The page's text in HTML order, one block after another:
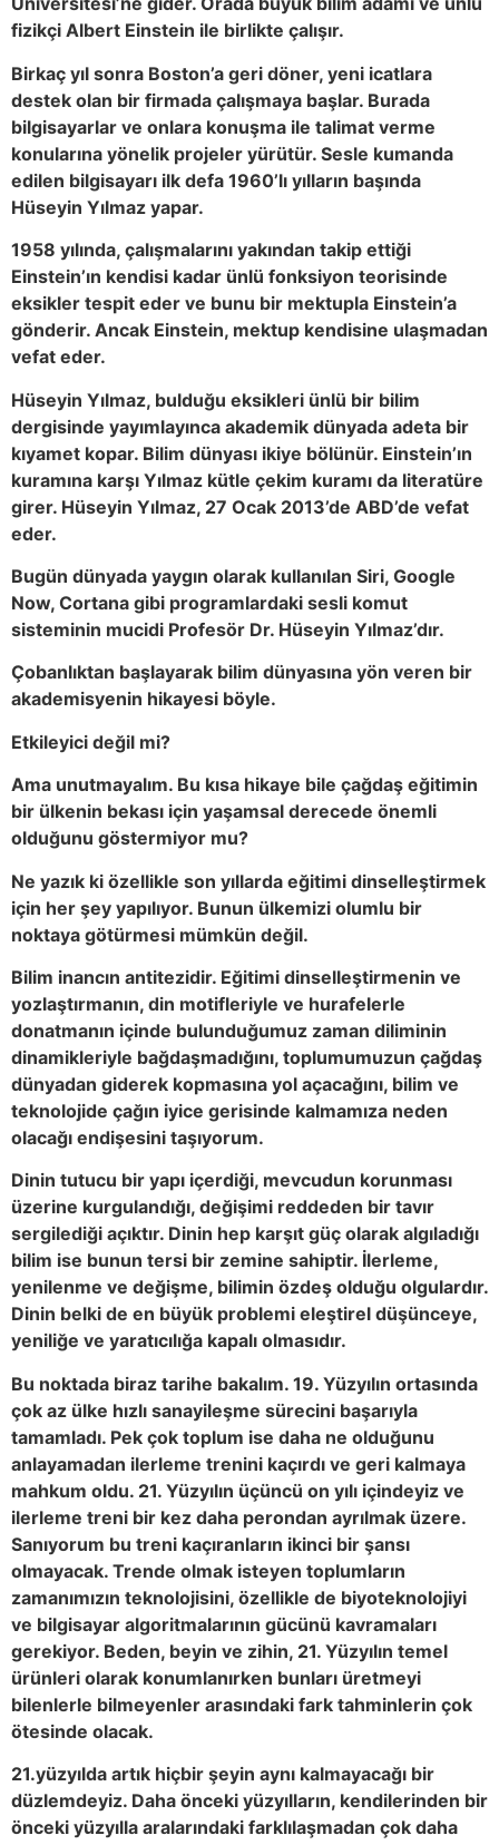
fizikçi Albert Einstein ile birlikte çalışır.
Birkaç yıl sonra Boston’a geri döner, yeni icatlara
destek olan bir firmada çalışmaya başlar. Burada
bilgisayarlar ve onlara konuşma ile talimat verme
konularına yönelik projeler yürütür. Sesle kumanda
edilen bilgisayarı ilk defa 1960’lı yılların başında
Hüseyin Yılmaz yapar.
1958 yılında, çalışmalarını yakından takip ettiği
Einstein’ın kendisi kadar ünlü fonksiyon teorisinde
eksikler tespit eder ve bunu bir mektupla Einstein’a
gönderir. Ancak Einstein, mektup kendisine ulaşmadan
vefat eder.
Hüseyin Yılmaz, bulduğu eksikleri ünlü bir bilim
dergisinde yayımlayınca akademik dünyada adeta bir
kıyamet kopar. Bilim dünyası ikiye bölünür. Einstein’ın
kuramına karşı Yılmaz kütle çekim kuramı da literatüre
girer. Hüseyin Yılmaz, 27 Ocak 2013’de ABD’de vefat
eder.
Bugün dünyada yaygın olarak kullanılan Siri, Google
Now, Cortana gibi programlardaki sesli komut
sisteminin mucidi Profesör Dr. Hüseyin Yılmaz’dır.
Çobanlıktan başlayarak bilim dünyasına yön veren bir
akademisyenin hikayesi böyle.
Etkileyici değil mi?
Ama unutmayalım. Bu kısa hikaye bile çağdaş eğitimin
bir ülkenin bekası için yaşamsal derecede önemli
olduğunu göstermiyor mu?
Ne yazık ki özellikle son yıllarda eğitimi dinselleştirmek
için her şey yapılıyor. Bunun ülkemizi olumlu bir
noktaya götürmesi mümkün değil.
Bilim inancın antitezidir. Eğitimi dinselleştirmenin ve
yozlaştırmanın, din motifleriyle ve hurafelerle
donatmanın içinde bulunduğumuz zaman diliminin
dinamikleriyle bağdaşmadığını, toplumumuzun çağdaş
dünyadan giderek kopmasına yol açacağını, bilim ve
teknolojide çağın iyice gerisinde kalmamıza neden
olacağı endişesini taşıyorum.
Dinin tutucu bir yapı içerdiği, mevcudun korunması
üzerine kurgulandığı, değişimi reddeden bir tavır
sergilediği açıktır. Dinin hep karşıt güç olarak algıladığı
bilim ise bunun tersi bir zemine sahiptir. İlerleme,
yenilenme ve değişme, bilimin özdeş olduğu olgulardır.
Dinin belki de en büyük problemi eleştirel düşünceye,
yeniliğe ve yaratıcılığa kapalı olmasıdır.
Bu noktada biraz tarihe bakalım. 19. Yüzyılın ortasında
çok az ülke hızlı sanayileşme sürecini başarıyla
tamamladı. Pek çok toplum ise daha ne olduğunu
anlayamadan ilerleme trenini kaçırdı ve geri kalmaya
mahkum oldu. 21. Yüzyılın üçüncü on yılı içindeyiz ve
ilerleme treni bir kez daha perondan ayrılmak üzere.
Sanıyorum bu treni kaçıranların ikinci bir şansı
olmayacak. Trende olmak isteyen toplumların
zamanımızın teknolojisini, özellikle de biyoteknolojiyi
ve bilgisayar algoritmalarının gücünü kavramaları
gerekiyor. Beden, beyin ve zihin, 21. Yüzyılın temel
ürünleri olarak konumlanırken bunları üretmeyi
bilenlerle bilmeyenler arasındaki fark tahminlerin çok
ötesinde olacak.
21.yüzyılda artık hiçbir şeyin aynı kalmayacağı bir
düzlemdeyiz. Daha önceki yüzyılların, kendilerinden bir
önceki yüzyılla aralarındaki farklılaşmadan çok daha